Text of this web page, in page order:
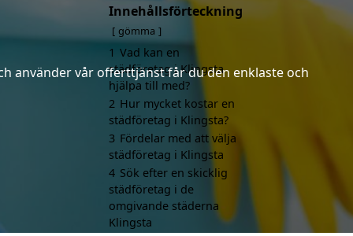
använder vår offerttjänst får du den enklaste och
Innehållsförteckning
gömma
1 Vad kan en
städföretag i Klingsta
hjälpa till med?
2 Hur mycket kostar en
städföretag i Klingsta?
3 Fördelar med att välja
städföretag i Klingsta
4 Sök efter en skicklig
städföretag i de
omgivande städerna
Klingsta